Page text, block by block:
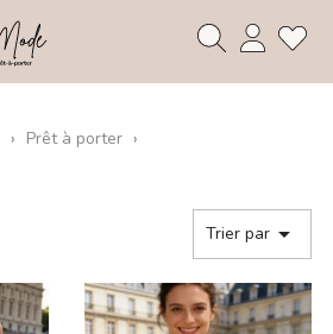
Prêt à porter
Trier par 